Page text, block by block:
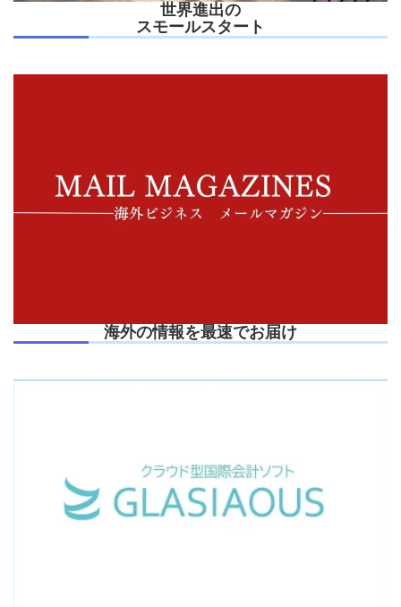
世界進出の
スモールスタート
海外の情報を最速でお届け